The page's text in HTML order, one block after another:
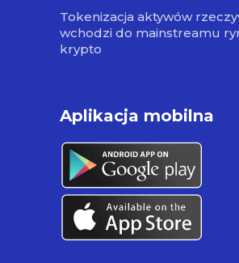
Tokenizacja aktywów
wchodzi do mainstreamu
krypto
Aplikacja mobilna